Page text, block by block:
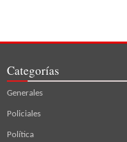
Categorías
Generales
Policiales
Política